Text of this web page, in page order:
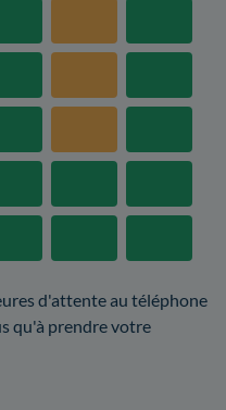
d'attente au téléphone
qu'à prendre votre